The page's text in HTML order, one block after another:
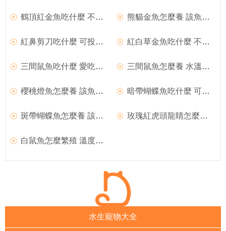
鶴頂紅金魚吃什麼 不要喂劣質金魚飼料 熊貓金魚怎麼養 該魚飼養難度不大
紅鼻剪刀吃什麼 可投喂小型魚飼料 紅白草金魚吃什麼 不要喂劣質金魚飼料
三間鼠魚吃什麼 愛吃動物性活飼料 三間鼠魚怎麼養 水溫不要低於24攝氏度
櫻桃燈魚怎麼養 該魚飼養難度不大 暗帶蝴蝶魚吃什麼 可以給予固定的魚飼料
斑帶蝴蝶魚怎麼養 該魚飼養難度不大 玫瑰紅虎頭龍睛怎麼養 該魚飼養難度不大
白鼠魚怎麼繁殖 溫度要提到26～30度
水生寵物大全